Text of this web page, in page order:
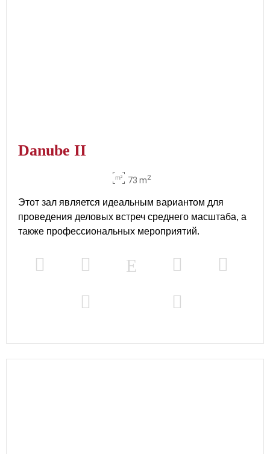
Danube II
73 m2
Этот зал является идеальным вариантом для
проведения деловых встреч среднего масштаба, а
также профессиональных мероприятий.